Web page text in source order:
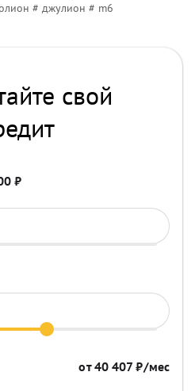
# джулион # m6
свой
₽
от40 407₽/мес